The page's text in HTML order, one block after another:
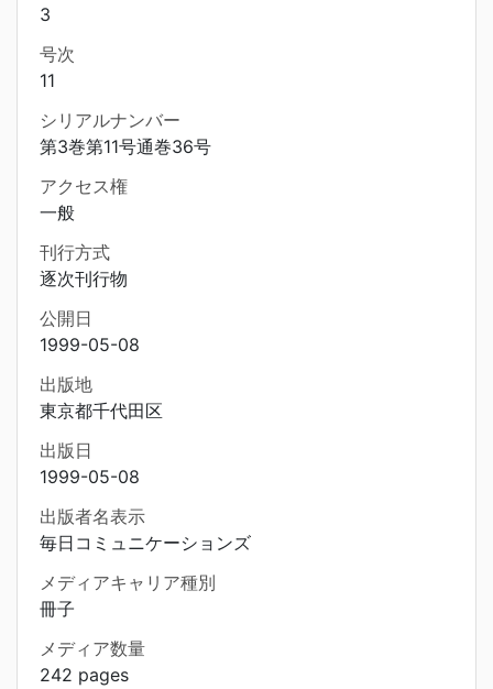
3
号次
11
シリアルナンバー
第3巻第11号通巻36号
アクセス権
一般
刊行方式
逐次刊行物
公開日
1999-05-08
出版地
東京都千代田区
出版日
1999-05-08
出版者名表示
毎日コミュニケーションズ
メディアキャリア種別
冊子
メディア数量
242 pages